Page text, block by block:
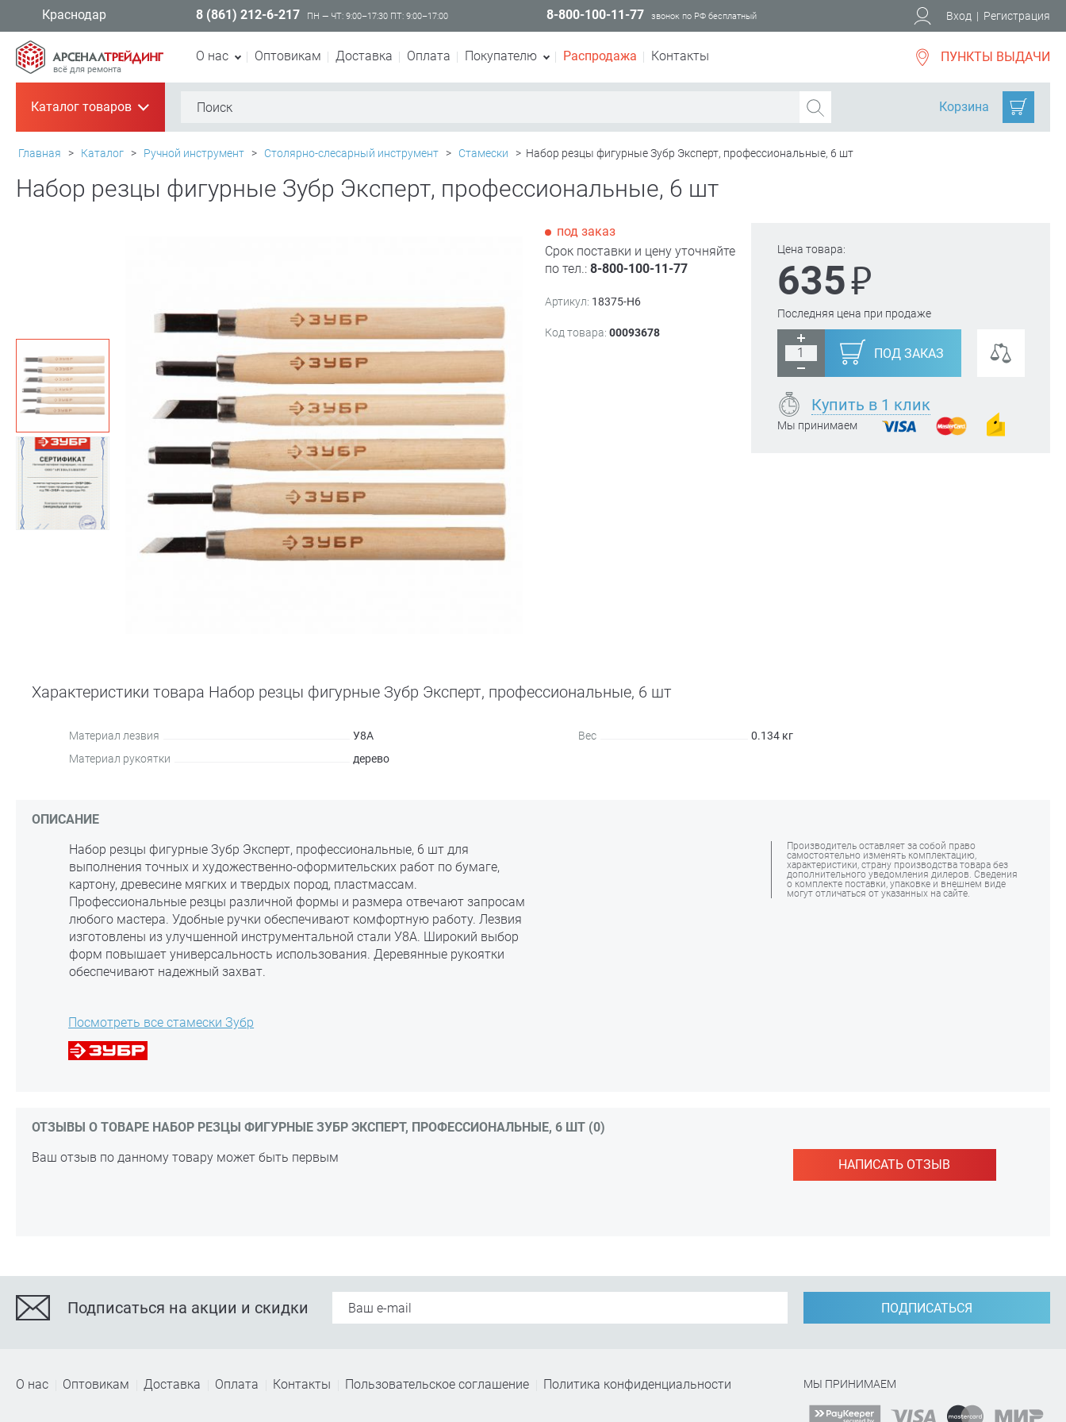
Краснодар 8 (861) 212-6-217 ПН — ЧТ: 9:00–17:30 ПТ: 9:00–17:00 8-800-100-11-77 звонок по РФ бесплатный Вход | Регистрация
всё для ремонта
О нас Оптовикам Доставка Оплата Покупателю Распродажа Контакты ПУНКТЫ ВЫДАЧИ
Каталог товаров+ Корзина
Главная > Каталог > Ручной инструмент > Столярно-слесарный инструмент > Стамески > Набор резцы фигурные Зубр Эксперт, профессиональные, 6 шт
Набор резцы фигурные Зубр Эксперт, профессиональные, 6 шт
Цена товара:
635₽
Последняя цена при продаже
ПОД ЗАКАЗ
Купить в 1 клик
Мы принимаем
под заказ
Срок поставки и цену уточняйте
по тел.:8-800-100-11-77
Артикул: 18375-H6
Код товара: 00093678
Характеристики товара Набор резцы фигурные Зубр Эксперт, профессиональные, 6 шт
Материал лезвия
У8А
Материал рукоятки
дерево
Вес 0.134 кг
ОПИСАНИЕ
Набор резцы фигурные Зубр Эксперт, профессиональные, 6 шт для
выполнения точных и художественно-оформительских работ по бумаге,
картону, древесине мягких и твердых пород, пластмассам.
Профессиональные резцы различной формы и размера отвечают запросам
любого мастера. Удобные ручки обеспечивают комфортную работу. Лезвия
изготовлены из улучшенной инструментальной стали У8А. Широкий выбор
форм повышает универсальность использования. Деревянные рукоятки
обеспечивают надежный захват.
Производитель оставляет за собой право
самостоятельно изменять комплектацию,
характеристики, страну производства товара без
дополнительного уведомления дилеров. Сведения
о комплекте поставки, упаковке и внешнем виде
могут отличаться от указанных на сайте.
Посмотреть все стамески Зубр
ОТЗЫВЫ О ТОВАРЕ НАБОР РЕЗЦЫ ФИГУРНЫЕ ЗУБР ЭКСПЕРТ, ПРОФЕССИОНАЛЬНЫЕ, 6 ШТ (0)
НАПИСАТЬ ОТЗЫВ
Ваш отзыв по данному товару может быть первым
Подписаться на акции и скидки ПОДПИСАТЬСЯ
О нас Оптовикам Доставка Оплата Контакты Пользовательское соглашение Политика конфиденциальности МЫ ПРИНИМАЕМ